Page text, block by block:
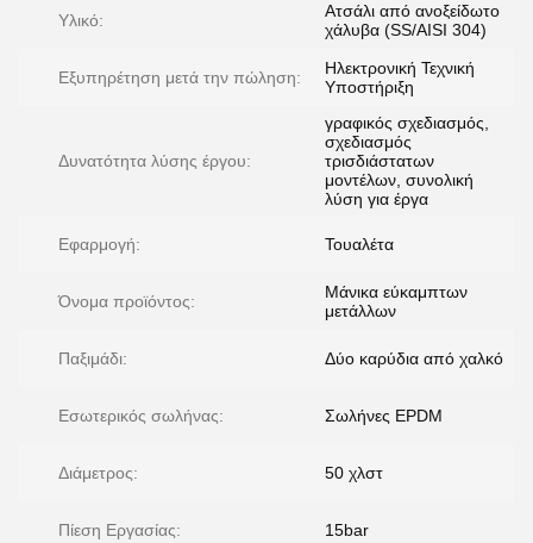
Υλικό:
Ατσάλι από ανοξείδωτο
χάλυβα (SS/AISI 304)
Εξυπηρέτηση μετά την πώληση:
Ηλεκτρονική Τεχνική
Υποστήριξη
Δυνατότητα λύσης έργου:
γραφικός σχεδιασμός,
σχεδιασμός
τρισδιάστατων
μοντέλων, συνολική
λύση για έργα
Εφαρμογή: Τουαλέτα
Όνομα προϊόντος:
Μάνικα εύκαμπτων
μετάλλων
Παξιμάδι: Δύο καρύδια από χαλκό
Εσωτερικός σωλήνας: Σωλήνες EPDM
Διάμετρος: 50 χλστ
Πίεση Εργασίας: 15bar